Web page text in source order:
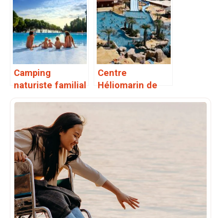
plages
Camping
naturiste familial
: top campings
Centre
Héliomarin de
Vendays-